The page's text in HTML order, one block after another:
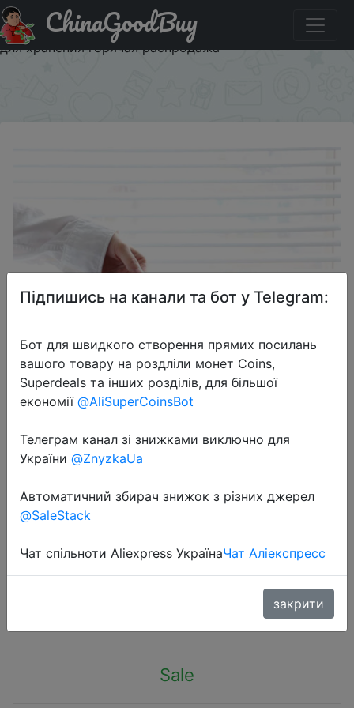
Купити на розпродажі Удобная косметичка для
путешествий косметичка органайзер для мытья сумка
для хранения горячая распродажа
ChinaGoodBuy
2019-10-03
Удобная косметичка для
путешествий косметичка
хранения горячая распродажа
Sale
Підпишись на канали та бот у Telegram:
Бот для швидкого створення прямих посилань
вашого товару на роздліли монет Coins,
Superdeals та інших розділів, для більшої
економії @AliSuperCoinsBot
Телеграм канал зі знижками виключно для
України @ZnyzkaUa
Автоматичний збирач знижок з різних джерел
@SaleStack
Чат спільноти Aliexpress УкраїнаЧат Аліекспресс
закрити